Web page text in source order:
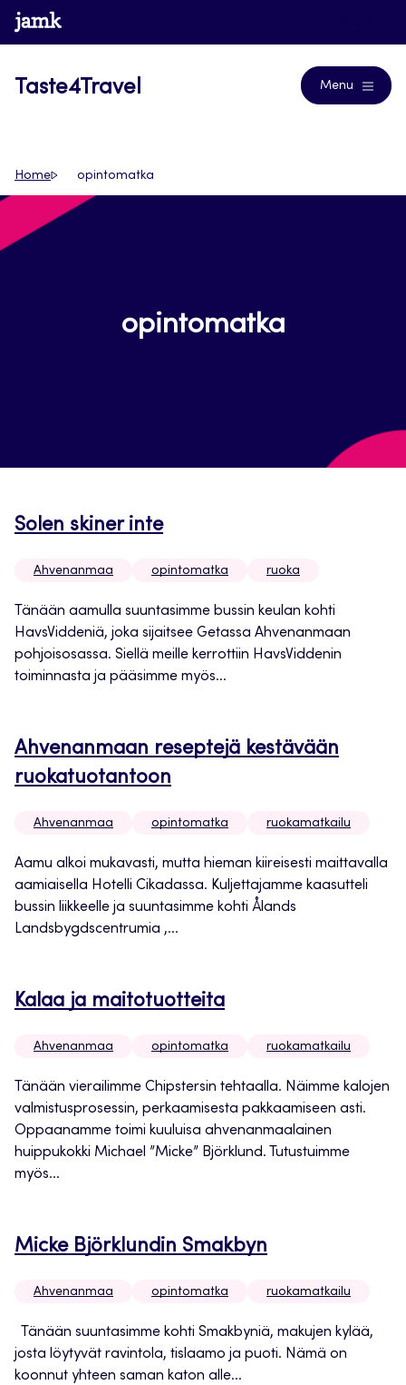
Siirry
suoraan
www.jamk.fi
Taste4Travel Menu
Home opintomatka
opintomatka
Solen skiner inte
Ahvenanmaa opintomatka ruoka
Tänään aamulla suuntasimme bussin keulan kohti
HavsViddeniä, joka sijaitsee Getassa Ahvenanmaan
pohjoisosassa. Siellä meille kerrottiin HavsViddenin
toiminnasta ja pääsimme myös...
Ahvenanmaan reseptejä kestävään
ruokatuotantoon
Ahvenanmaa opintomatka ruokamatkailu
Aamu alkoi mukavasti, mutta hieman kiireisesti maittavalla
aamiaisella Hotelli Cikadassa. Kuljettajamme kaasutteli
bussin liikkeelle ja suuntasimme kohti Ålands
Landsbygdscentrumia ,...
Kalaa ja maitotuotteita
Ahvenanmaa opintomatka ruokamatkailu
Tänään vierailimme Chipstersin tehtaalla. Näimme kalojen
valmistusprosessin, perkaamisesta pakkaamiseen asti.
Oppaanamme toimi kuuluisa ahvenanmaalainen
huippukokki Michael ”Micke” Björklund. Tutustuimme
myös...
Micke Björklundin Smakbyn
Ahvenanmaa opintomatka ruokamatkailu
Tänään suuntasimme kohti Smakbyniä, makujen kylää,
josta löytyvät ravintola, tislaamo ja puoti. Nämä on
koonnut yhteen saman katon alle...